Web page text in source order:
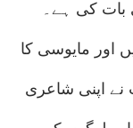
بات کی ہے۔
اور مایوسی کا
اپنی شاعری